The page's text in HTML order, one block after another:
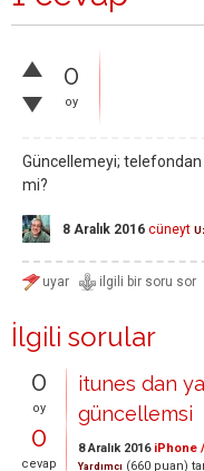
0
oy
Güncellemeyi; telefondan
mi?
8 Aralık 2016 cüneyt
İlgili sorular
0
oy
0
cevap
itunes dan
güncellemsi
8 Aralık 2016 iPhone
Yardımcı (660 puan)